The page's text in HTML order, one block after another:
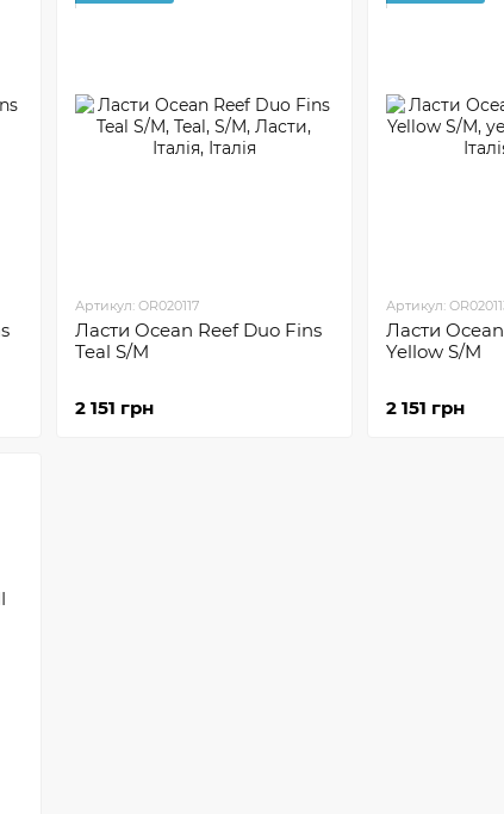
Артикул: OR020117
Ласти Ocean Reef Duo Fins
Teal S/M
2 151 грн
Артикул:
Ласти
Yellow S/M
2 151 грн